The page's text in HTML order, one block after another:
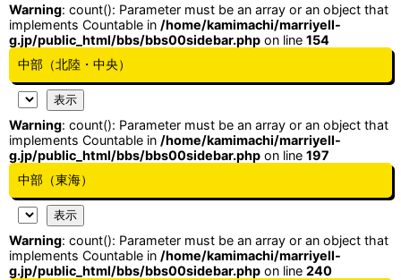
Warning: count(): Parameter must be an array or an object that
implements Countable in /home/kamimachi/marriyell-
g.jp/public_html/bbs/bbs00sidebar.php on line 154
中部（北陸・中央）
Warning: count(): Parameter must be an array or an object that
implements Countable in /home/kamimachi/marriyell-
g.jp/public_html/bbs/bbs00sidebar.php on line 197
中部（東海）
Warning: count(): Parameter must be an array or an object that
implements Countable in /home/kamimachi/marriyell-
g.jp/public_html/bbs/bbs00sidebar.php on line 240